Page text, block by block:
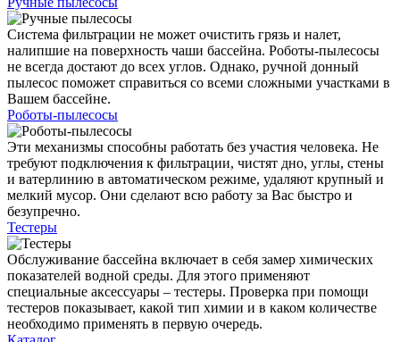
Система фильтрации не может очистить грязь и налет,
налипшие на поверхность чаши бассейна. Роботы-пылесосы
не всегда достают до всех углов. Однако, ручной донный
пылесос поможет справиться со всеми сложными участками в
Вашем бассейне.
Роботы-пылесосы
Эти механизмы способны работать без участия человека. Не
требуют подключения к фильтрации, чистят дно, углы, стены
и ватерлинию в автоматическом режиме, удаляют крупный и
мелкий мусор. Они сделают всю работу за Вас быстро и
безупречно.
Тестеры
Обслуживание бассейна включает в себя замер химических
показателей водной среды. Для этого применяют
специальные аксессуары – тестеры. Проверка при помощи
тестеров показывает, какой тип химии и в каком количестве
необходимо применять в первую очередь.